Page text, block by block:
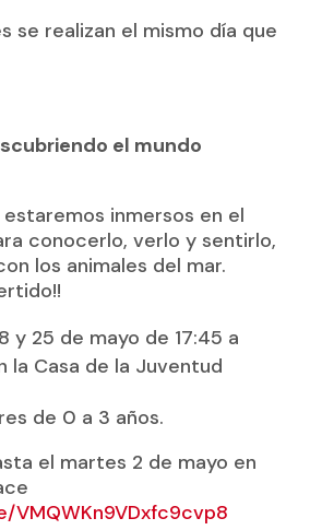
se realizan el mismo día que
el mundo
estaremos inmersos en el
conocerlo, verlo y sentirlo,
los animales del mar.
y 25 de mayo de 17:45 a
la Casa de la Juventud
de 0 a 3 años.
el martes 2 de mayo en
VMQWKn9VDxfc9cvp8